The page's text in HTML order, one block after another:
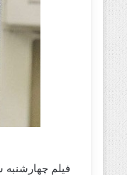
فیلم چهارشنبه‌ سوری (۱۳۸۴) نخستین حضور او در سینما و تئاتر نیمروز خواب